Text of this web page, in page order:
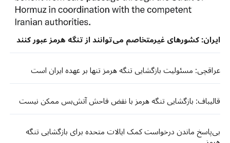
ایران: کشورهای غیرمتخاصم می‌توانند از تنگه هرمز عبور کنند
عراقچی: مسئولیت بازگشایی تنگه هرمز تنها بر عهده ایران است
قالیباف: بازگشایی تنگه هرمز با نقض فاحش آتش‌بس ممکن نیست
بی‌پاسخ ماندن درخواست کمک ایالات متحده برای بازگشایی تنگه